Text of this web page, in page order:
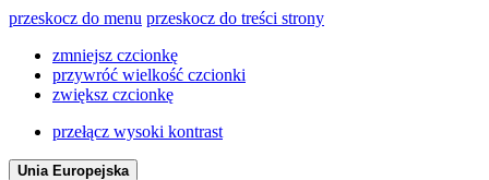
przeskocz do menu przeskocz do treści strony
zmniejsz czcionkę
przywróć wielkość czcionki
zwiększ czcionkę
przełącz wysoki kontrast
Unia Europejska